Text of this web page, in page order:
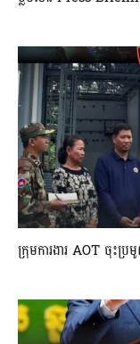
ក្រុមការងារ AOT ចុះប្